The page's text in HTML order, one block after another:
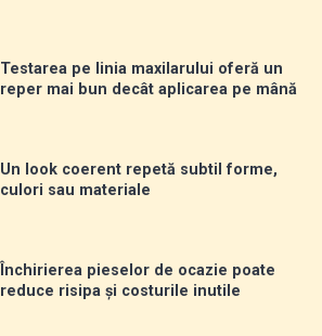
Testarea pe linia maxilarului oferă un
reper mai bun decât aplicarea pe mână
Un look coerent repetă subtil forme,
culori sau materiale
Închirierea pieselor de ocazie poate
reduce risipa și costurile inutile